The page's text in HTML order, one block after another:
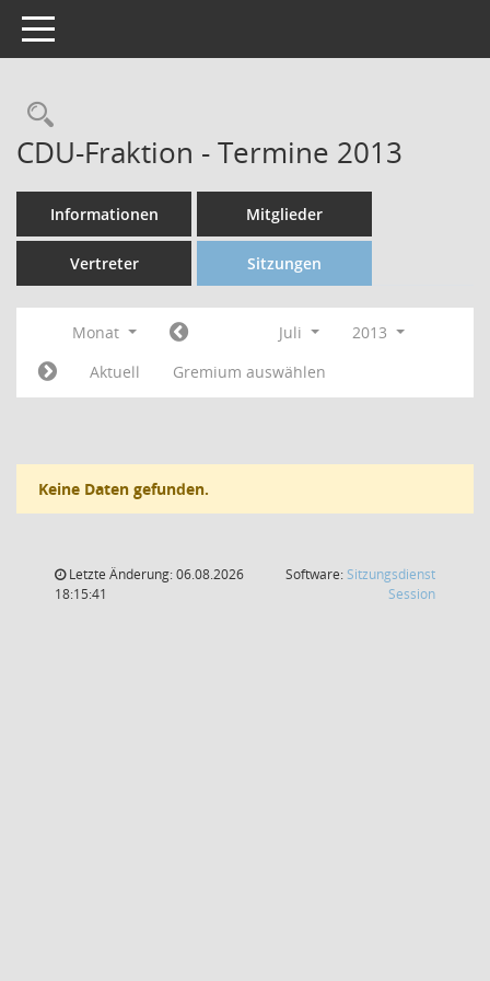
Toggle navigation
CDU-Fraktion - Termine 2013
Informationen Mitglieder
Vertreter Sitzungen
Monat Juli
2013
Aktuell
Gremium auswählen
Keine Daten gefunden.
Letzte Änderung: 06.08.2026
18:15:41
Software: Sitzungsdienst
Session(Wird in